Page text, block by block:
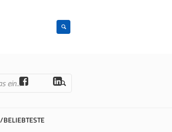
BELIEBTESTE